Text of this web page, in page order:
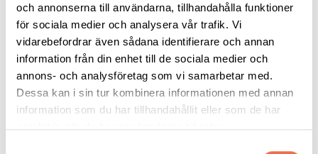
och annonserna till användarna, tillhandahålla funktioner
för sociala medier och analysera vår trafik. Vi
vidarebefordrar även sådana identifierare och annan
information från din enhet till de sociala medier och
annons- och analysföretag som vi samarbetar med.
Dessa kan i sin tur kombinera informationen med annan
information som du har tillhandahållit eller som de har
samlat in när du har använt deras tjänster.
Varför partners till ALS-drabbade har en högre dödlighet
förklaras inte av studien, men forskarna tror att den psykiska
belastningen påverkar.
Läs hela nyheten